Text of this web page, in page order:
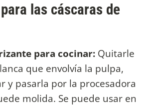
las cáscaras de
para cocinar: Quitarle
que envolvía la pulpa,
y pasarla por la procesadora
molida. Se puede usar en